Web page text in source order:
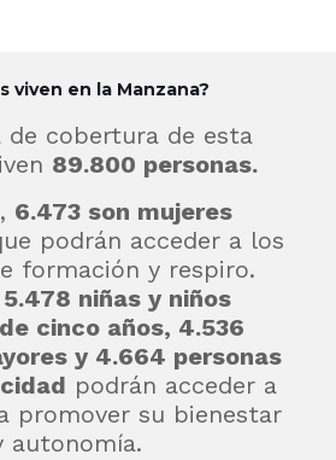
viven en la Manzana?
de cobertura de esta
89.800 personas.
6.473 son mujeres
podrán acceder a los
formación y respiro.
5.478 niñas y niños
cinco años, 4.536
y 4.664 personas
podrán acceder a
promover su bienestar
autonomía.